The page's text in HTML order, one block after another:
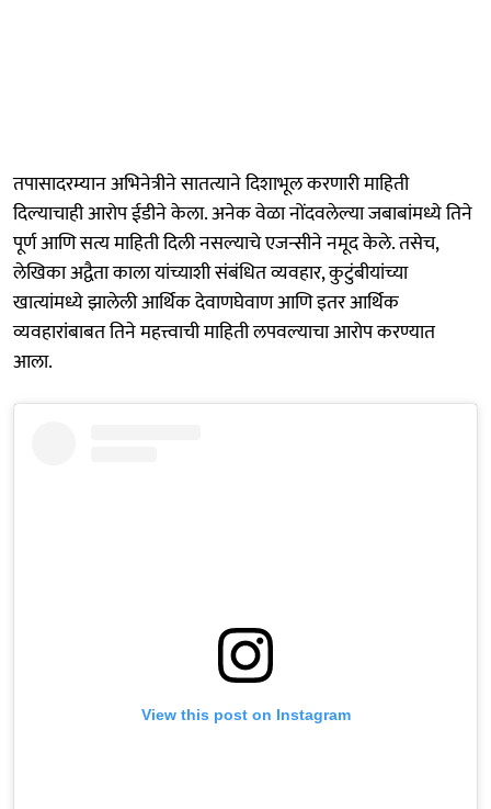
तपासादरम्यान अभिनेत्रीने सातत्याने दिशाभूल करणारी माहिती
दिल्याचाही आरोप ईडीने केला. अनेक वेळा नोंदवलेल्या जबाबांमध्ये तिने
पूर्ण आणि सत्य माहिती दिली नसल्याचे एजन्सीने नमूद केले. तसेच,
लेखिका अद्वैता काला यांच्याशी संबंधित व्यवहार, कुटुंबीयांच्या
खात्यांमध्ये झालेली आर्थिक देवाणघेवाण आणि इतर आर्थिक
व्यवहारांबाबत तिने महत्त्वाची माहिती लपवल्याचा आरोप करण्यात
आला.
View this post on Instagram